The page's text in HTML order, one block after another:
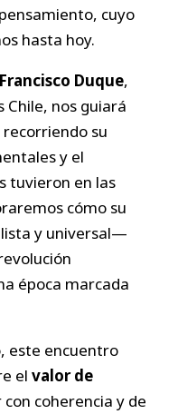
cuyo
hasta hoy.
Duque,
Chile, nos guiará
su
y el
tuvieron en las
cómo su
y universal—
época marcada
este encuentro
elvalor de
con coherencia y de